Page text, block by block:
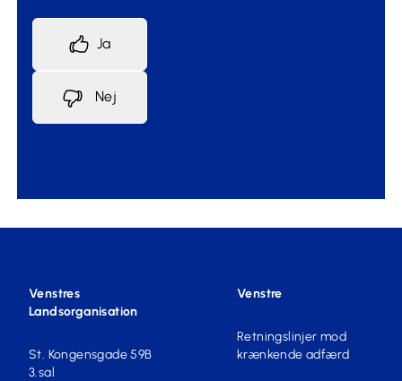
Ja
Nej
Venstres
Landsorganisation
St. Kongensgade 59B
3.sal
Venstre
Retningslinjer mod
krænkende adfærd